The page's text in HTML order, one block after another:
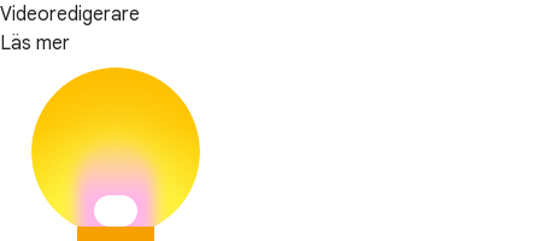
Videoredigerare
Läs mer